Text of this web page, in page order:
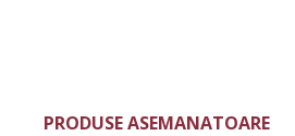
PRODUSE ASEMANATOARE